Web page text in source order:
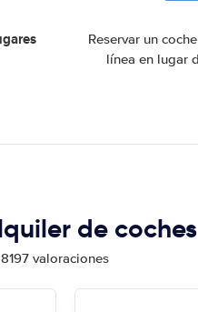
Reservar un
línea en lugar
de
valoraciones